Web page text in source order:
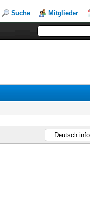
Suche Mitglieder